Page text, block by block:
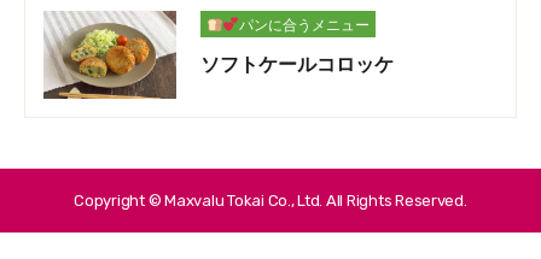
パンに合うメニュー
ソフトケールコロッケ
Copyright © Maxvalu Tokai Co., Ltd. All Rights Reserved.